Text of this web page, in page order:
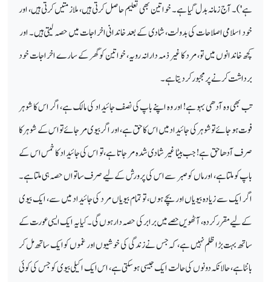
ہے')۔ آج زمانہ بدل گیا ہے۔ خواتین بھی تعلیم حاصل کرتی ہیں، ملازمتیں کرتی ہیں، اور
خود اسلامی اصلاحات کی بدولت، شادی کے بعد خاندانی اخراجات میں حصہ لیتی ہیں۔ اور
کچھ خاندانوں میں تو، مرد کا غیر ذمہ دارانہ رویہ، خواتین کو گھر کے سارے اخراجات خود
برداشت کرنے پر مجبور کر دیتا ہے۔
تب بھی وہ آدھی بہو ہے! اور وہ اپنے باپ کی نصف جائیداد کی مالک ہے، اگر اس کا شوہر
فوت ہو جائے تو شوہر کی جائیداد میں اس کا حق ہے، اور اگر بیوی مر جائے تو اس کے شوہر کا
صرف آدھا حق ہے! جب بیٹا غیر شادی شدہ مر جاتا ہے، تو اس کی جائیداد کا خمس اس کے
باپ کو ملتا ہے، اور ماں کو صبر سے اس کی پرورش کے لیے صرف ساتواں حصہ ہی ملتا ہے۔
اگر ایک سے زیادہ بیویاں اور بچے ہوں، تو تمام بیویاں مرد کی جائیداد میں سے، ایک بیوی
کے لیے مقرر کردہ، آٹھویں حصے میں برابر کی حصہ دار ہوں گی۔ کیا یہ ایک ایسی عورت کے
ساتھ بہت بڑا ظلم نہیں ہے، کہ جس نے زندگی کی خوشیوں اور غموں کو ایک ساتھ مل کر
بانٹا ہے، حالانکہ دونوں کی حالت ایک جیسی ہو سکتی ہے، اس ایک اکیلی بیوی کو جس کی کوئی